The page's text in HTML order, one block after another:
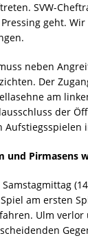
SVW-
geht.
neben
Der
am
der
Aufstiegsspielen
und Pirmasens
Samstagmittag
am ersten
Ulm verlor